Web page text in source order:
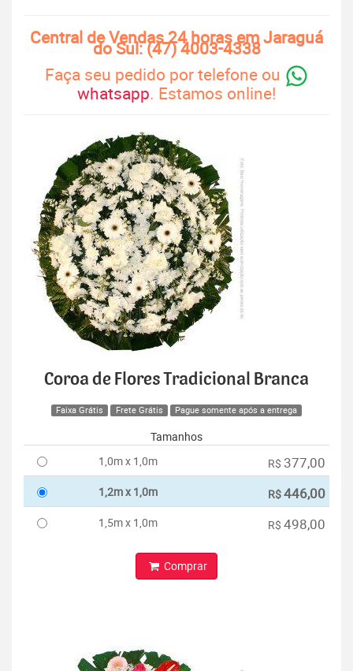
Central de Vendas 24 horas em Jaraguá
do Sul: (47) 4003-4338
Faça seu pedido por telefone ou
whatsapp. Estamos online!
Coroa de Flores Tradicional Branca
Faixa Grátis Frete Grátis Pague somente após a entrega
Tamanhos
1,0m x 1,0m
R$ 377,00
1,2m x 1,0m R$446,00
1,5m x 1,0m R$ 498,00
Comprar